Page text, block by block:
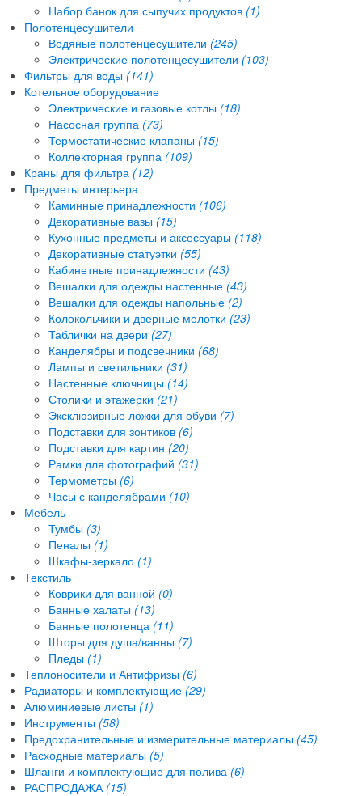
Набор банок для сыпучих продуктов (1)
Полотенцесушители
Водяные полотенцесушители (245)
Электрические полотенцесушители (103)
Фильтры для воды (141)
Котельное оборудование
Электрические и газовые котлы (18)
Насосная группа (73)
Термостатические клапаны (15)
Коллекторная группа (109)
Краны для фильтра (12)
Предметы интерьера
Каминные принадлежности (106)
Декоративные вазы (15)
Кухонные предметы и аксессуары (118)
Декоративные статуэтки (55)
Кабинетные принадлежности (43)
Вешалки для одежды настенные (43)
Вешалки для одежды напольные (2)
Колокольчики и дверные молотки (23)
Таблички на двери (27)
Канделябры и подсвечники (68)
Лампы и светильники (31)
Настенные ключницы (14)
Столики и этажерки (21)
Эксклюзивные ложки для обуви (7)
Подставки для зонтиков (6)
Подставки для картин (20)
Рамки для фотографий (31)
Термометры (6)
Часы с канделябрами (10)
Мебель
Тумбы (3)
Пеналы (1)
Шкафы-зеркало (1)
Текстиль
Коврики для ванной (0)
Банные халаты (13)
Банные полотенца (11)
Шторы для душа/ванны (7)
Пледы (1)
Теплоносители и Антифризы (6)
Радиаторы и комплектующие (29)
Алюминиевые листы (1)
Инструменты (58)
Предохранительные и измерительные материалы (45)
Расходные материалы (5)
Шланги и комплектующие для полива (6)
РАСПРОДАЖА (15)